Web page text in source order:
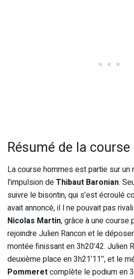
Résumé de la
La course hommes est partie sur
l’impulsion deThibaut Baronian.
suivre le bisontin, qui s’est écroulé
avait annoncé, il l ne pouvait pas
Nicolas Martin, grâce à une course
rejoindre Julien Rancon et le
montée finissant en 3h20’42. Julien
deuxième place en 3h21’11’’, et le
Pommeretcomplète le podium en